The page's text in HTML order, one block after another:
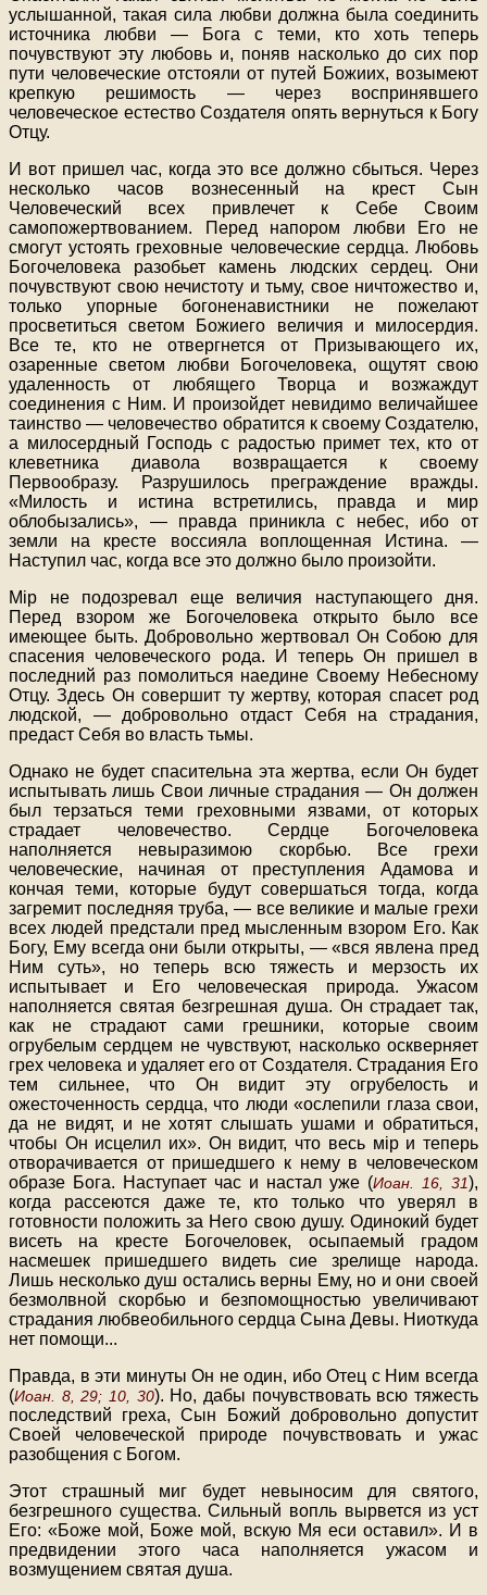
услышанной, такая сила любви должна была соединить
источника любви — Бога с теми, кто хоть теперь
почувствуют эту любовь и, поняв насколько до сих пор
пути человеческие отстояли от путей Божиих, возымеют
крепкую решимость — через воспринявшего
человеческое естество Создателя опять вернуться к Богу
Отцу.
И вот пришел час, когда это все должно сбыться. Через
несколько часов вознесенный на крест Сын
Человеческий всех привлечет к Себе Своим
самопожертвованием. Перед напором любви Его не
смогут устоять греховные человеческие сердца. Любовь
Богочеловека разобьет камень людских сердец. Они
почувствуют свою нечистоту и тьму, свое ничтожество и,
только упорные богоненавистники не пожелают
просветиться светом Божиего величия и милосердия.
Все те, кто не отвергнется от Призывающего их,
озаренные светом любви Богочеловека, ощутят свою
удаленность от любящего Творца и возжаждут
соединения с Ним. И произойдет невидимо величайшее
таинство — человечество обратится к своему Создателю,
а милосердный Господь с радостью примет тех, кто от
клеветника диавола возвращается к своему
Первообразу. Разрушилось преграждение вражды.
«Милость и истина встретились, правда и мир
облобызались», — правда приникла с небес, ибо от
земли на кресте воссияла воплощенная Истина. —
Наступил час, когда все это должно было произойти.
Mip не подозревал еще величия наступающего дня.
Перед взором же Богочеловека открыто было все
имеющее быть. Добровольно жертвовал Он Собою для
спасения человеческого рода. И теперь Он пришел в
последний раз помолиться наедине Своему Небесному
Отцу. Здесь Он совершит ту жертву, которая спасет род
людской, — добровольно отдаст Себя на страдания,
предаст Себя во власть тьмы.
Однако не будет спасительна эта жертва, если Он будет
испытывать лишь Свои личные страдания — Он должен
был терзаться теми греховными язвами, от которых
страдает человечество. Сердце Богочеловека
наполняется невыразимою скорбью. Все грехи
человеческие, начиная от преступления Адамова и
кончая теми, которые будут совершаться тогда, когда
загремит последняя труба, — все великие и малые грехи
всех людей предстали пред мысленным взором Его. Как
Богу, Ему всегда они были открыты, — «вся явлена пред
Ним суть», но теперь всю тяжесть и мерзость их
испытывает и Его человеческая природа. Ужасом
наполняется святая безгрешная душа. Он страдает так,
как не страдают сами грешники, которые своим
огрубелым сердцем не чувствуют, насколько оскверняет
грех человека и удаляет его от Создателя. Страдания Его
тем сильнее, что Он видит эту огрубелость и
ожесточенность сердца, что люди «ослепили глаза свои,
да не видят, и не хотят слышать ушами и обратиться,
чтобы Он исцелил их». Он видит, что весь мiр и теперь
отворачивается от пришедшего к нему в человеческом
образе Бога. Наступает час и настал уже (Иоан. 16, 31),
когда рассеются даже те, кто только что уверял в
готовности положить за Него свою душу. Одинокий будет
висеть на кресте Богочеловек, осыпаемый градом
насмешек пришедшего видеть сие зрелище народа.
Лишь несколько душ остались верны Ему, но и они своей
безмолвной скорбью и безпомощностью увеличивают
страдания любвеобильного сердца Сына Девы. Ниоткуда
нет помощи...
Правда, в эти минуты Он не один, ибо Отец с Ним всегда
(Иоан. 8, 29; 10, 30). Но, дабы почувствовать всю тяжесть
последствий греха, Сын Божий добровольно допустит
Своей человеческой природе почувствовать и ужас
разобщения с Богом.
Этот страшный миг будет невыносим для святого,
безгрешного существа. Сильный вопль вырвется из уст
Его: «Боже мой, Боже мой, вскую Мя еси оставил». И в
предвидении этого часа наполняется ужасом и
возмущением святая душа.